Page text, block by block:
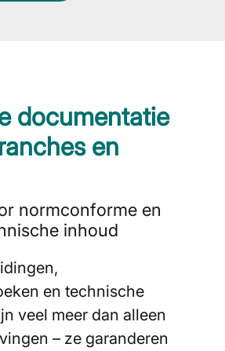
documentatie
en
normconforme en
inhoud
en technische
veel meer dan alleen
– ze garanderen